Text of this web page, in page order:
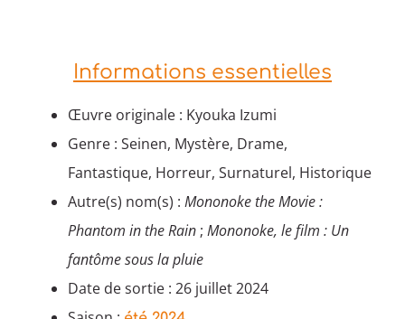
Informations essentielles
Œuvre originale : Kyouka Izumi
Genre : Seinen, Mystère, Drame,
Fantastique, Horreur, Surnaturel, Historique
Autre(s) nom(s) : Mononoke the Movie :
Phantom in the Rain ; Mononoke, le film : Un
fantôme sous la pluie
Date de sortie : 26 juillet 2024